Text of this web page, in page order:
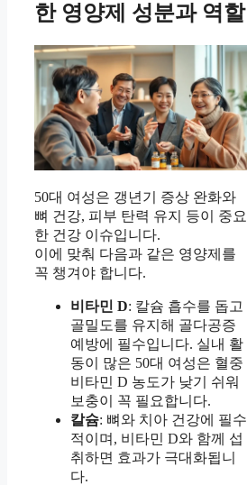
한 영양제 성분과 역할
50대 여성은 갱년기 증상 완화와
뼈 건강, 피부 탄력 유지 등이 중요
한 건강 이슈입니다.
이에 맞춰 다음과 같은 영양제를
꼭 챙겨야 합니다.
비타민 D: 칼슘 흡수를 돕고
골밀도를 유지해 골다공증
예방에 필수입니다. 실내 활
동이 많은 50대 여성은 혈중
비타민 D 농도가 낮기 쉬워
보충이 꼭 필요합니다.
칼슘: 뼈와 치아 건강에 필수
적이며, 비타민 D와 함께 섭
취하면 효과가 극대화됩니
다.